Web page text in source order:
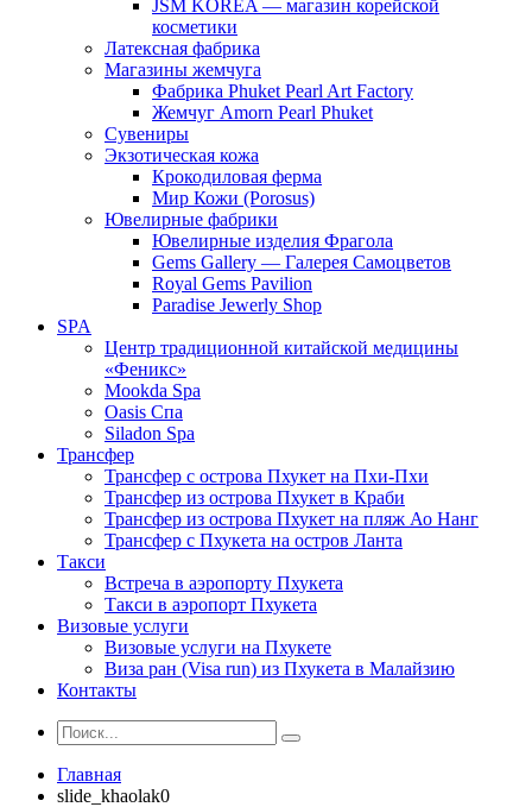
JSM KOREA — магазин корейской
косметики
Латексная фабрика
Магазины жемчуга
Фабрика Phuket Pearl Art Factory
Жемчуг Amorn Pearl Phuket
Сувениры
Экзотическая кожа
Крокодиловая ферма
Мир Кожи (Porosus)
Ювелирные фабрики
Ювелирные изделия Фрагола
Gems Gallery — Галерея Самоцветов
Royal Gems Pavilion
Paradise Jewerly Shop
SPA
Центр традиционной китайской медицины
«Феникс»
Mookda Spa
Oasis Спа
Siladon Spa
Трансфер
Трансфер с острова Пхукет на Пхи-Пхи
Трансфер из острова Пхукет в Краби
Трансфер из острова Пхукет на пляж Ао Нанг
Трансфер с Пхукета на остров Ланта
Такси
Встреча в аэропорту Пхукета
Такси в аэропорт Пхукета
Визовые услуги
Визовые услуги на Пхукете
Виза ран (Visa run) из Пхукета в Малайзию
Контакты
Главная
slide_khaolak0